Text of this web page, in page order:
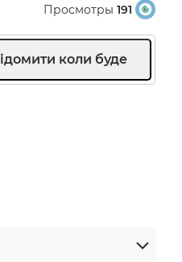
Просмотры 191